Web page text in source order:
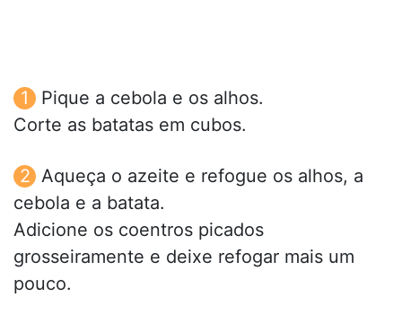
Pique a cebola e os alhos.
Corte as batatas em cubos.
Aqueça o azeite e refogue os alhos, a
cebola e a batata.
Adicione os coentros picados
grosseiramente e deixe refogar mais um
pouco.